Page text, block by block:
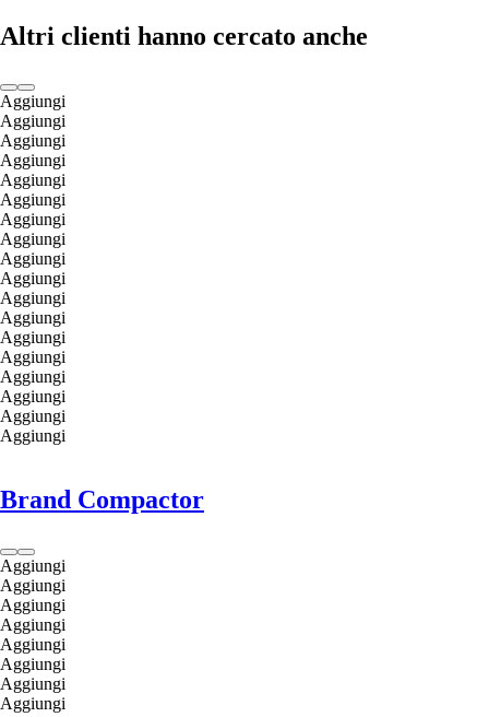
Altri clienti hanno cercato anche
Aggiungi
Aggiungi
Aggiungi
Aggiungi
Aggiungi
Aggiungi
Aggiungi
Aggiungi
Aggiungi
Aggiungi
Aggiungi
Aggiungi
Aggiungi
Aggiungi
Aggiungi
Aggiungi
Aggiungi
Aggiungi
Brand Compactor
Aggiungi
Aggiungi
Aggiungi
Aggiungi
Aggiungi
Aggiungi
Aggiungi
Aggiungi